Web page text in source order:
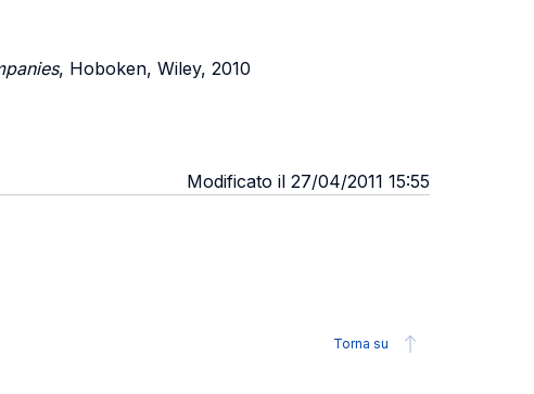
, Hoboken, Wiley, 2010
Modificato il 27/04/2011 15:55
Torna su